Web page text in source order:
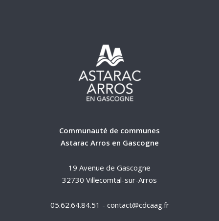
Communauté de communes
Astarac Arros en Gascogne
19 Avenue de Gascogne
32730 Villecomtal-sur-Arros
05.62.64.84.51 - contact@cdcaag.fr